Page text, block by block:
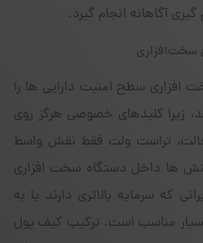
آگاهانه انجام گیرد.
سخت‌افزاری
سطح امنیت دارایی ها را
کلیدهای خصوصی هرگز روی
تراست ولت فقط نقش واسط
ها داخل دستگاه سخت افزاری
که سرمایه بالاتری دارند یا به
مناسب است. ترکیب کیف پول